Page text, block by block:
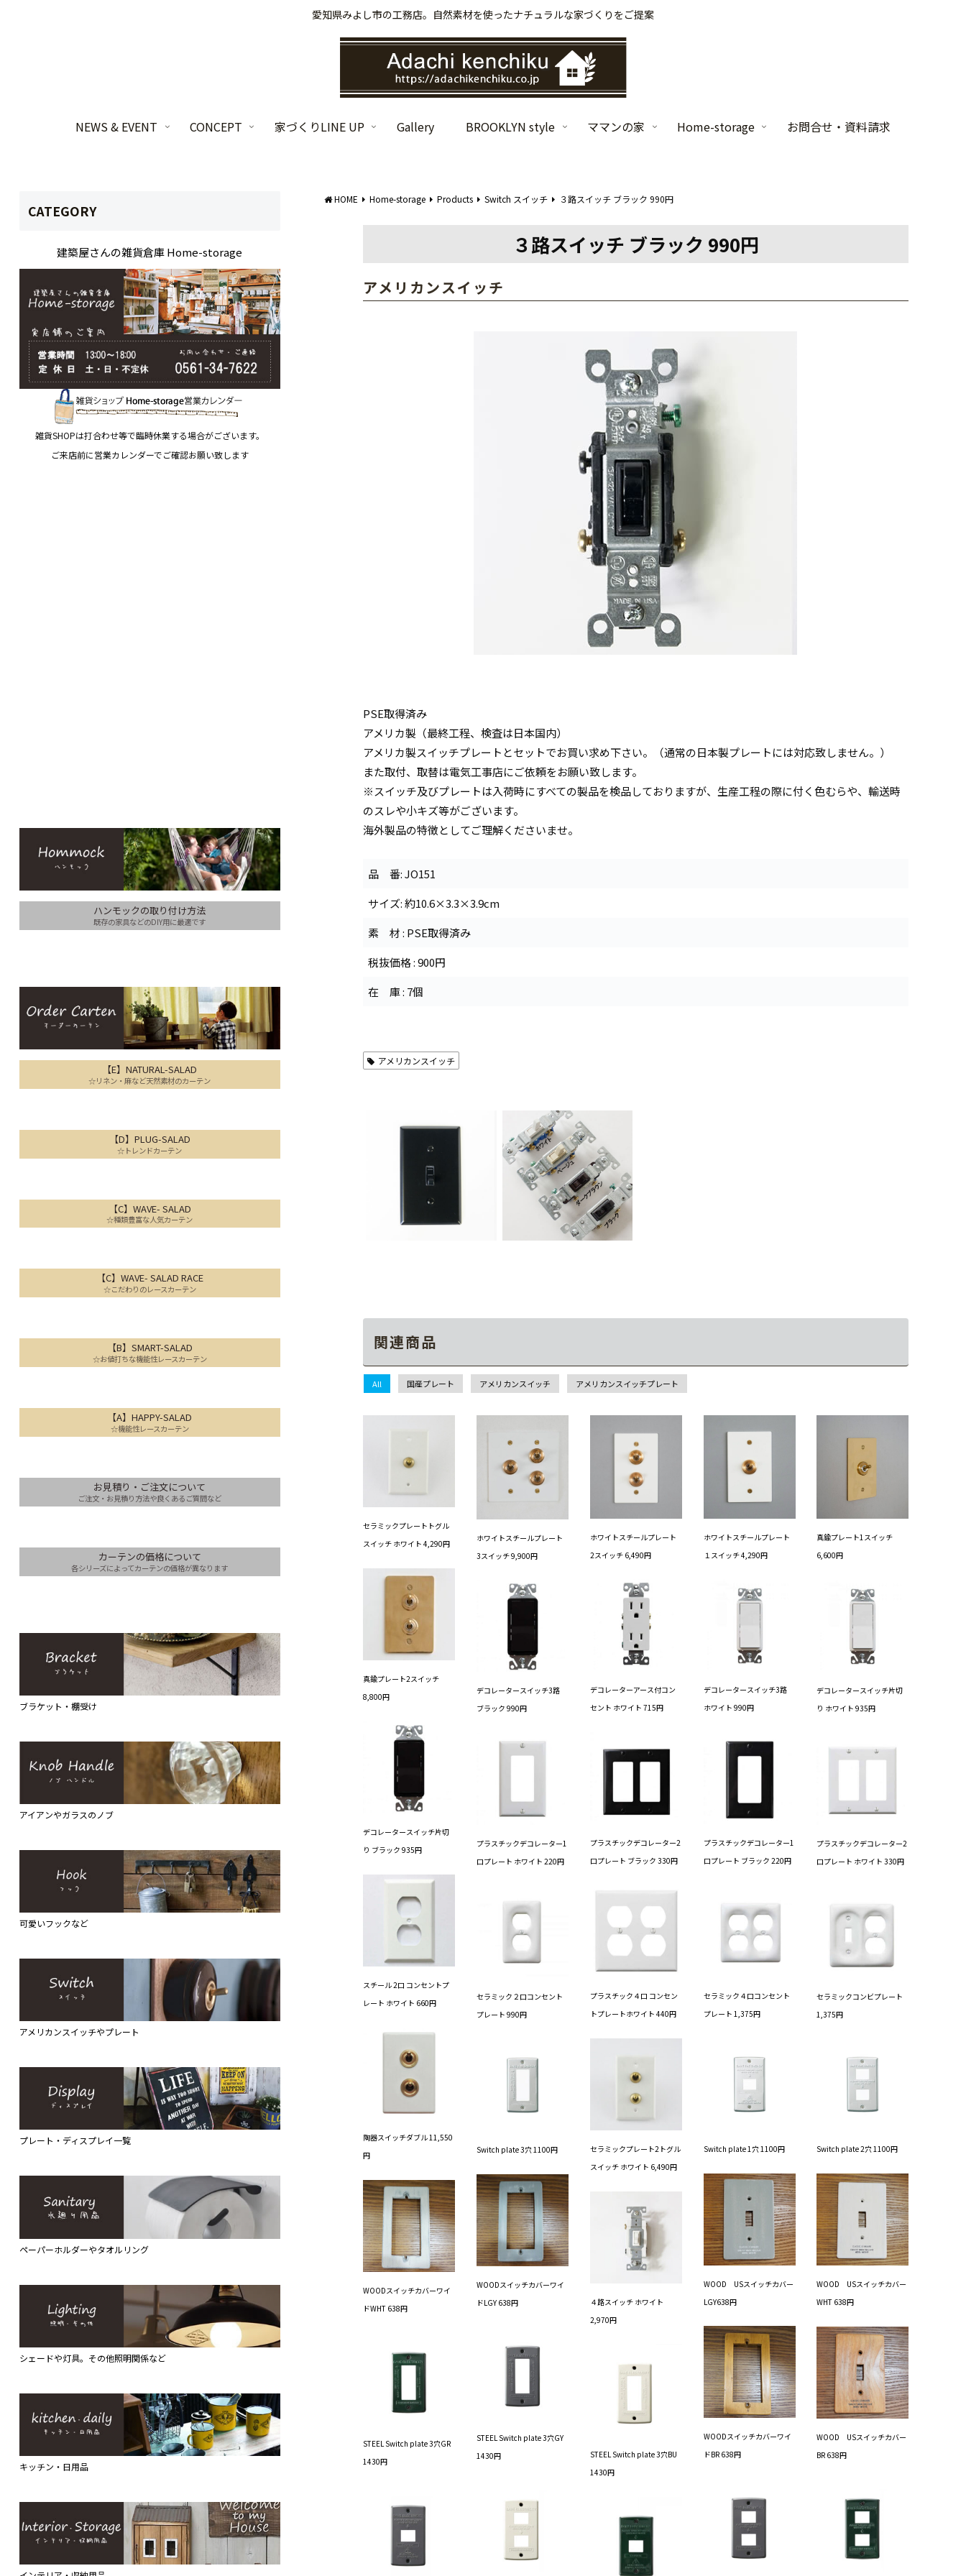
愛知県みよし市の工務店。自然素材を使ったナチュラルな家づくりをご提案
NEWS & EVENT CONCEPT 家づくりLINE UP Gallery BROOKLYN style ママンの家 Home-storage お問合せ・資料請求
HOME Home-storage Products Switch スイッチ ３路スイッチ ブラック 990円
３路スイッチ ブラック 990円
アメリカンスイッチ
PSE取得済み
アメリカ製（最終工程、検査は日本国内）
アメリカ製スイッチプレートとセットでお買い求め下さい。（通常の日本製プレートには対応致しません。）
また取付、取替は電気工事店にご依頼をお願い致します。
※スイッチ及びプレートは入荷時にすべての製品を検品しておりますが、生産工程の際に付く色むらや、輸送時
のスレや小キズ等がございます。
海外製品の特徴としてご理解くださいませ。
品 番: JO151
サイズ: 約10.6×3.3×3.9cm
素 材 : PSE取得済み
税抜価格 : 900円
在 庫 : 7個
アメリカンスイッチ
関連商品
All 国産プレート アメリカンスイッチ アメリカンスイッチプレート
セラミックプレートトグル
スイッチ ホワイト 4,290円
ホワイトスチールプレート
3スイッチ 9,900円
ホワイトスチールプレート
2スイッチ 6,490円
ホワイトスチールプレート
１スイッチ 4,290円
真鍮プレート1スイッチ
6,600円
真鍮プレート2スイッチ
8,800円
デコレーターアース付コン
セント ホワイト 715円
デコレータースイッチ3路
ホワイト 990円
デコレータースイッチ片切
り ホワイト 935円
デコレータースイッチ3路
ブラック 990円
デコレータースイッチ片切
り ブラック 935円
プラスチックデコレーター2
口プレート ブラック 330円
プラスチックデコレーター1
口プレート ブラック 220円
プラスチックデコレーター2
口プレート ホワイト 330円
プラスチックデコレーター1
口プレート ホワイト 220円
スチール 2口 コンセントプ
レート ホワイト 660円
プラスチック４口 コンセン
トプレートホワイト 440円
セラミック４口コンセント
プレート 1,375円
セラミックコンビプレート
1,375円
セラミック２口コンセント
プレート 990円
陶器スイッチダブル 11,550
円
セラミックプレート2トグル
スイッチ ホワイト 6,490円
Switch plate 1穴 1100円 Switch plate 2穴 1100円
Switch plate 3穴 1100円
WOOD USスイッチカバー
LGY638円
WOOD USスイッチカバー
WHT 638円
WOODスイッチカバーワイ
ドLGY 638円
WOODスイッチカバーワイ
ドWHT 638円
４路スイッチ ホワイト
2,970円
WOODスイッチカバーワイ
ドBR 638円
WOOD USスイッチカバー
BR 638円
STEEL Switch plate 3穴GY
1430円
STEEL Switch plate 3穴GR
1430円
STEEL Switch plate 3穴BU
1430円
CATEGORY
建築屋さんの雑貨倉庫 Home-storage
雑貨SHOPは打合わせ等で臨時休業する場合がございます。
ご来店前に営業カレンダーでご確認お願い致します
ハンモックの取り付け方法
既存の家具などのDIY用に最適です
【E】NATURAL-SALAD
☆リネン・麻など天然素材のカーテン
【D】PLUG-SALAD
☆トレンドカーテン
【C】WAVE- SALAD
☆種類豊富な人気カーテン
【C】WAVE- SALAD RACE
☆こだわりのレースカーテン
【B】SMART-SALAD
☆お値打ちな機能性レースカーテン
【A】HAPPY-SALAD
☆機能性レースカーテン
お見積り・ご注文について
ご注文・お見積り方法や良くあるご質問など
カーテンの価格について
各シリーズによってカーテンの価格が異なります
ブラケット・棚受け
アイアンやガラスのノブ
可愛いフックなど
アメリカンスイッチやプレート
プレート・ディスプレイ一覧
ペーパーホルダーやタオルリング
シェードや灯具。その他照明関係など
キッチン・日用品